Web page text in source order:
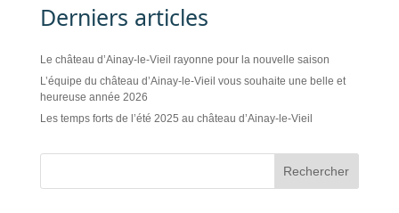
Derniers articles
Le château d’Ainay-le-Vieil rayonne pour la nouvelle saison
L’équipe du château d’Ainay-le-Vieil vous souhaite une belle et
heureuse année 2026
Les temps forts de l’été 2025 au château d’Ainay-le-Vieil